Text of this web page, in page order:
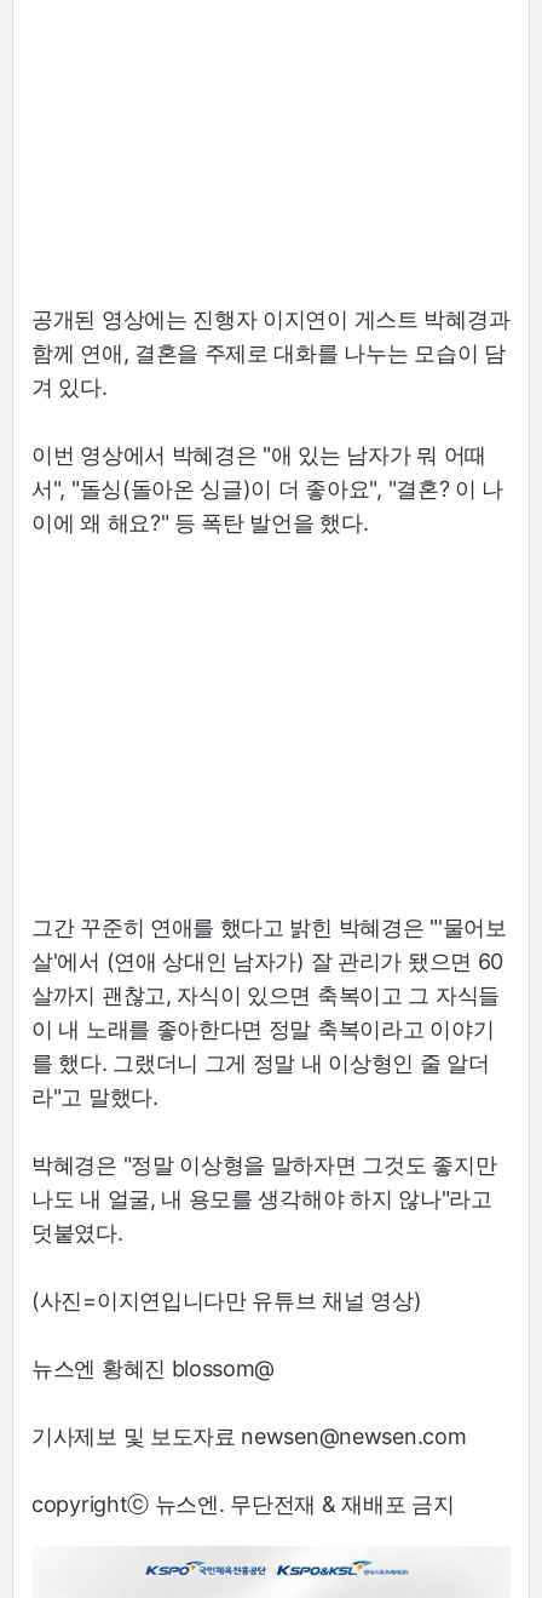
공개된 영상에는 진행자 이지연이 게스트 박혜경과
함께 연애, 결혼을 주제로 대화를 나누는 모습이 담
겨 있다.
이번 영상에서 박혜경은 "애 있는 남자가 뭐 어때
서", "돌싱(돌아온 싱글)이 더 좋아요", "결혼? 이 나
이에 왜 해요?" 등 폭탄 발언을 했다.
그간 꾸준히 연애를 했다고 밝힌 박혜경은 "'물어보
살'에서 (연애 상대인 남자가) 잘 관리가 됐으면 60
살까지 괜찮고, 자식이 있으면 축복이고 그 자식들
이 내 노래를 좋아한다면 정말 축복이라고 이야기
를 했다. 그랬더니 그게 정말 내 이상형인 줄 알더
라"고 말했다.
박혜경은 "정말 이상형을 말하자면 그것도 좋지만
나도 내 얼굴, 내 용모를 생각해야 하지 않나"라고
덧붙였다.
(사진=이지연입니다만 유튜브 채널 영상)
뉴스엔 황혜진 blossom@
기사제보 및 보도자료 newsen@newsen.com
copyrightⓒ 뉴스엔. 무단전재 & 재배포 금지